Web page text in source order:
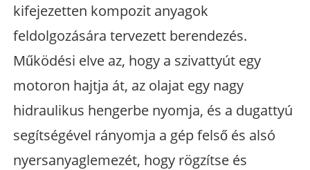
kifejezetten kompozit anyagok
feldolgozására tervezett berendezés.
Működési elve az, hogy a szivattyút egy
motoron hajtja át, az olajat egy nagy
hidraulikus hengerbe nyomja, és a dugattyú
segítségével rányomja a gép felső és alsó
nyersanyaglemezét, hogy rögzítse és